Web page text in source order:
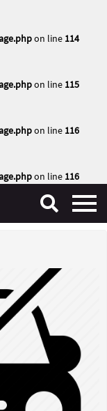
on line 114
on line 115
on line 116
on line 116